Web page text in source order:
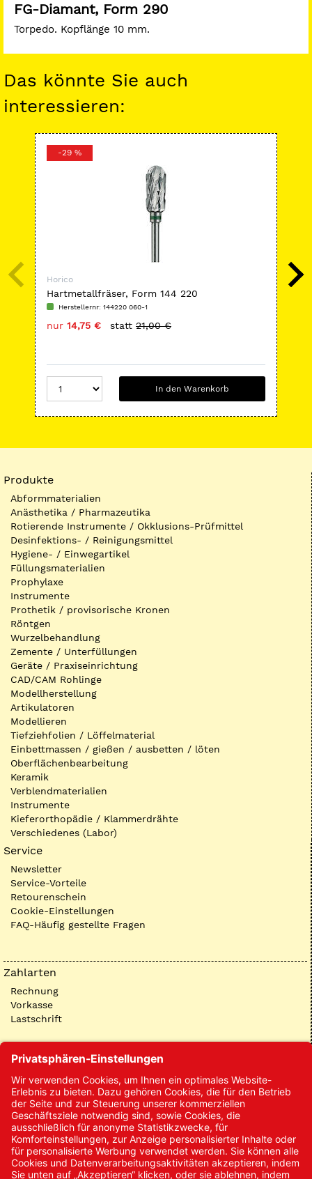
FG-Diamant, Form 290
Torpedo. Kopflänge 10 mm.
Das könnte Sie auch
interessieren:
-29 %
Horico
Hartmetallfräser, Form 144 220
Herstellernr: 144220 060-1
nur 14,75 € statt 21,00 €
In den Warenkorb
Produkte
Abformmaterialien
Anästhetika / Pharmazeutika
Rotierende Instrumente / Okklusions-Prüfmittel
Desinfektions- / Reinigungsmittel
Hygiene- / Einwegartikel
Füllungsmaterialien
Prophylaxe
Instrumente
Prothetik / provisorische Kronen
Röntgen
Wurzelbehandlung
Zemente / Unterfüllungen
Geräte / Praxiseinrichtung
CAD/CAM Rohlinge
Modellherstellung
Artikulatoren
Modellieren
Tiefziehfolien / Löffelmaterial
Einbettmassen / gießen / ausbetten / löten
Oberflächenbearbeitung
Keramik
Verblendmaterialien
Instrumente
Kieferorthopädie / Klammerdrähte
Verschiedenes (Labor)
Service
Newsletter
Service-Vorteile
Retourenschein
Cookie-Einstellungen
FAQ-Häufig gestellte Fragen
Zahlarten
Rechnung
Vorkasse
Lastschrift
Kontakt
Kontakt/Anfrage
Neukundenanmeldung
Kennwort vergessen